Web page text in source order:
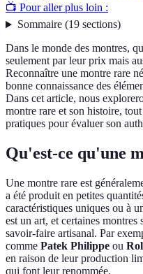
📺 Pour aller plus loin :
Sommaire(19 sections)
Dans le monde des montres,
seulement par leur prix mais
Reconnaître une montre rare
bonne connaissance des
Dans cet article, nous
montre rare et son histoire,
pratiques pour évaluer son
Qu'est-ce qu'une
Une montre rare est
a été produit en petites
caractéristiques uniques ou à
est un art, et certaines montres
savoir-faire artisanal. Par
comme Patek Philippe ou
en raison de leur production
qui font leur renommée.